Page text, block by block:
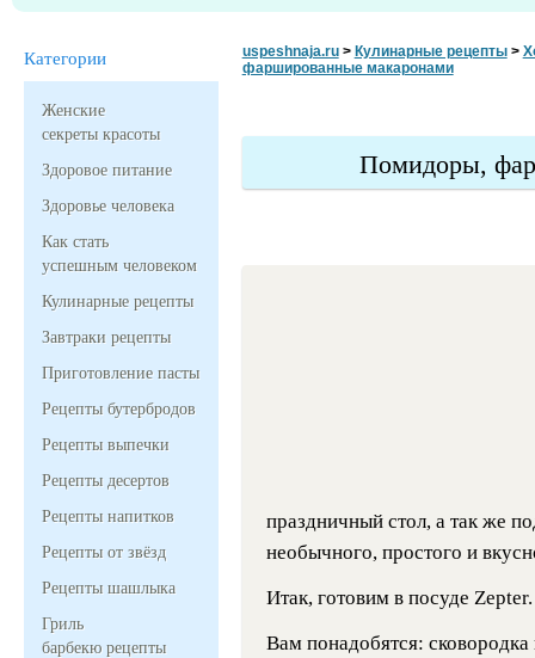
Категории
Женские
секреты красоты
Здоровое питание
Здоровье человека
Как стать
успешным человеком
Кулинарные рецепты
Завтраки рецепты
Приготовление пасты
Рецепты бутербродов
Рецепты выпечки
Рецепты десертов
Рецепты напитков
Рецепты от звёзд
Рецепты шашлыка
Гриль
барбекю рецепты
uspeshnaja.ru> Кулинарные рецепты>
фаршированные макаронами
Помидоры,
праздничный стол, а так же
необычного, простого и
Итак, готовим в посуде Zepter.
Вам понадобятся: сковородка